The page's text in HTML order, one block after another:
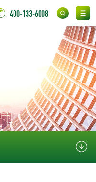
400-133-6008
喷嘴检测
气弹簧检测